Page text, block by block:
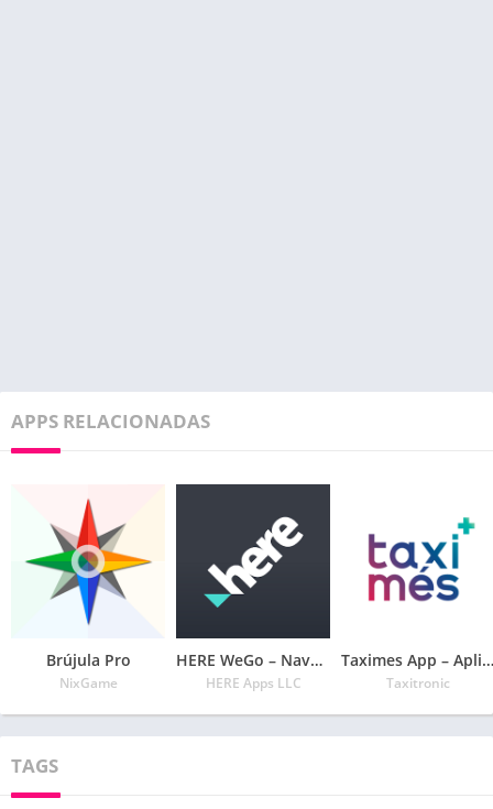
APPS RELACIONADAS
Brújula Pro
NixGame
HERE WeGo – Navegación por ciudad
HERE Apps LLC
Taximes App – Aplicación taxi
Taxitronic
TAGS